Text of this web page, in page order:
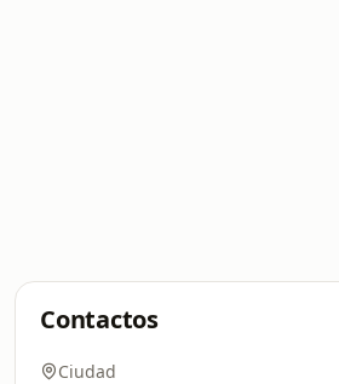
Contactos
Ciudad